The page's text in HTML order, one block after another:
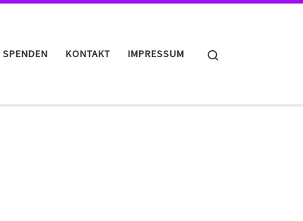
SPENDEN KONTAKT IMPRESSUM